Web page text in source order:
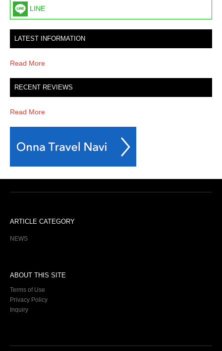
LINE
LATEST INFORMATION
Read More
RECENT REVIEWS
Read More
ARTICLE CATEGORY
NEWS
ABOUT THIS SITE
Terms of Use
Privacy Policy
Inquiry